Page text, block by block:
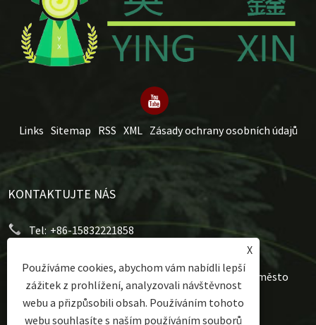
Links Sitemap RSS XML Zásady ochrany osobních údajů
KONTAKTUJTE NÁS
Tel: +86-15832221858
Západní ulice Taoyuan, okres Shunping, město
Baoding, provincie Hebei, Čína
X
Používáme cookies, abychom vám nabídli lepší
zážitek z prohlížení, analyzovali návštěvnost
webu a přizpůsobili obsah. Používáním tohoto
webu souhlasíte s naším používáním souborů